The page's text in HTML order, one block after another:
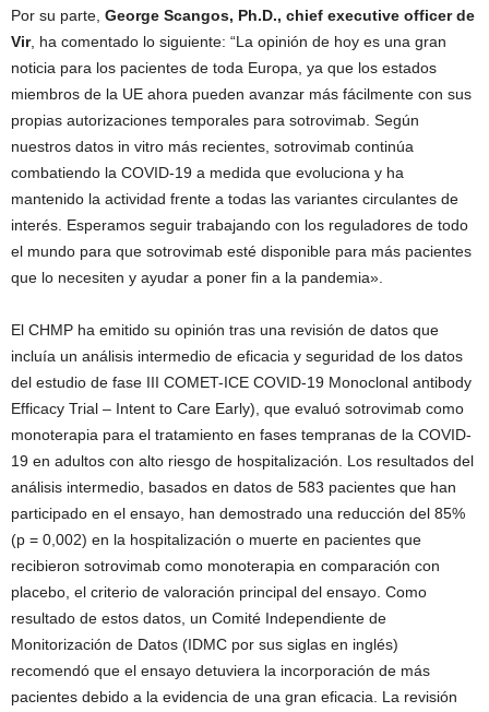
Por su parte, George Scangos, Ph.D., chief executive officer de
Vir, ha comentado lo siguiente: “La opinión de hoy es una gran
noticia para los pacientes de toda Europa, ya que los estados
miembros de la UE ahora pueden avanzar más fácilmente con sus
propias autorizaciones temporales para sotrovimab. Según
nuestros datos in vitro más recientes, sotrovimab continúa
combatiendo la COVID-19 a medida que evoluciona y ha
mantenido la actividad frente a todas las variantes circulantes de
interés. Esperamos seguir trabajando con los reguladores de todo
el mundo para que sotrovimab esté disponible para más pacientes
que lo necesiten y ayudar a poner fin a la pandemia».
El CHMP ha emitido su opinión tras una revisión de datos que
incluía un análisis intermedio de eficacia y seguridad de los datos
del estudio de fase III COMET-ICE COVID-19 Monoclonal antibody
Efficacy Trial – Intent to Care Early), que evaluó sotrovimab como
monoterapia para el tratamiento en fases tempranas de la COVID-
19 en adultos con alto riesgo de hospitalización. Los resultados del
análisis intermedio, basados en datos de 583 pacientes que han
participado en el ensayo, han demostrado una reducción del 85%
(p = 0,002) en la hospitalización o muerte en pacientes que
recibieron sotrovimab como monoterapia en comparación con
placebo, el criterio de valoración principal del ensayo. Como
resultado de estos datos, un Comité Independiente de
Monitorización de Datos (IDMC por sus siglas en inglés)
recomendó que el ensayo detuviera la incorporación de más
pacientes debido a la evidencia de una gran eficacia. La revisión